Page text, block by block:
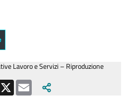
Lavoro e Servizi – Riproduzione
X Email